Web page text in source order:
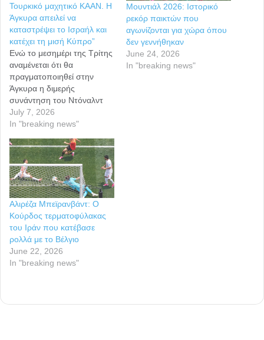
Τουρκικό μαχητικό ΚΑΑΝ. Η
Άγκυρα απειλεί να
καταστρέψει το Ισραήλ και
κατέχει τη μισή Κύπρο”
Ενώ το μεσημέρι της Τρίτης
αναμένεται ότι θα
πραγματοποιηθεί στην
Άγκυρα η διμερής
συνάντηση του Ντόναλντ
Τραμπ με τον Ρετζέπ Ταγίπ
Ερντογάν , ο
Μπενιαμίν Νετανιάχου
σπεύδει να κάνει την
“δύσκολη δουλειά” , που
κανονικά έπρεπε να φέρει
σε πέρας η άφωνη και
αμήχανη Ελληνική
Κυβέρνηση. “Πρόεδρε…
July 7, 2026
In "breaking news"
Μουντιάλ 2026: Ιστορικό
ρεκόρ παικτών που
αγωνίζονται για χώρα όπου
δεν γεννήθηκαν
June 24, 2026
In "breaking news"
Αλιρέζα Μπεϊρανβάντ: Ο
Κούρδος τερματοφύλακας
του Ιράν που κατέβασε
ρολλά με το Βέλγιο
June 22, 2026
In "breaking news"